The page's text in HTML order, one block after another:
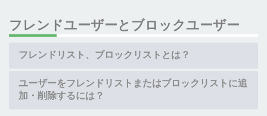
フレンドユーザーとブロックユーザー
フレンドリスト、ブロックリストとは？
ユーザーをフレンドリストまたはブロックリストに追
加・削除するには？